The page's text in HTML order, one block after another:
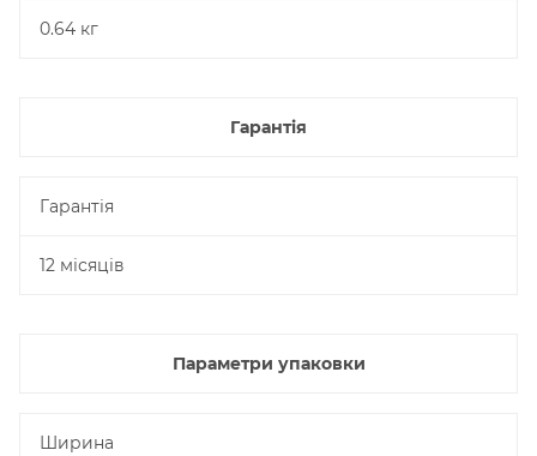
0.64 кг
Гарантія
Гарантія
12 місяців
Параметри упаковки
Ширина